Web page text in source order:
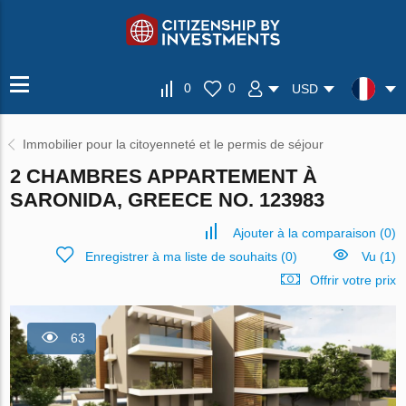
0 0 USD
Immobilier pour la citoyenneté et le permis de séjour
2 CHAMBRES APPARTEMENT À
SARONIDA, GREECE NO. 123983
Ajouter à la comparaison (0)
Enregistrer à ma liste de souhaits(0)
Vu (1)
Offrir votre prix
63